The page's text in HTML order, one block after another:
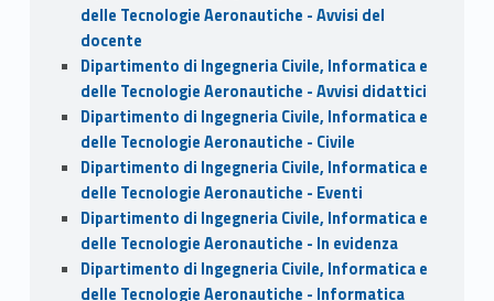
delle Tecnologie Aeronautiche - Avvisi del
docente
Dipartimento di Ingegneria Civile, Informatica e
delle Tecnologie Aeronautiche - Avvisi didattici
Dipartimento di Ingegneria Civile, Informatica e
delle Tecnologie Aeronautiche - Civile
Dipartimento di Ingegneria Civile, Informatica e
delle Tecnologie Aeronautiche - Eventi
Dipartimento di Ingegneria Civile, Informatica e
delle Tecnologie Aeronautiche - In evidenza
Dipartimento di Ingegneria Civile, Informatica e
delle Tecnologie Aeronautiche - Informatica